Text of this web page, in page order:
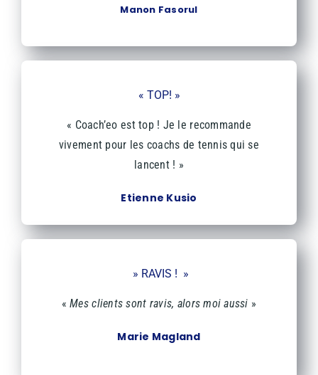
Manon Fasorul
« TOP! »
« Coach’eo est top ! Je le recommande
vivement pour les coachs de tennis qui se
lancent ! »
Etienne Kusio
» RAVIS ! »
« Mes clients sont ravis, alors moi aussi »
Marie Magland